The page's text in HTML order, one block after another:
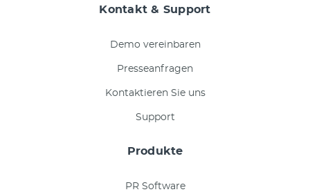
Kontakt & Support
Demo vereinbaren
Presseanfragen
Kontaktieren Sie uns
Support
Produkte
PR Software